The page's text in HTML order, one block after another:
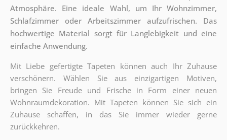
Atmosphäre. Eine ideale Wahl, um Ihr Wohnzimmer,
Schlafzimmer oder Arbeitszimmer aufzufrischen. Das
hochwertige Material sorgt für Langlebigkeit und eine
einfache Anwendung.
Mit Liebe gefertigte Tapeten können auch Ihr Zuhause
verschönern. Wählen Sie aus einzigartigen Motiven,
bringen Sie Freude und Frische in Form einer neuen
Wohnraumdekoration. Mit Tapeten können Sie sich ein
Zuhause schaffen, in das Sie immer wieder gerne
zurückkehren.